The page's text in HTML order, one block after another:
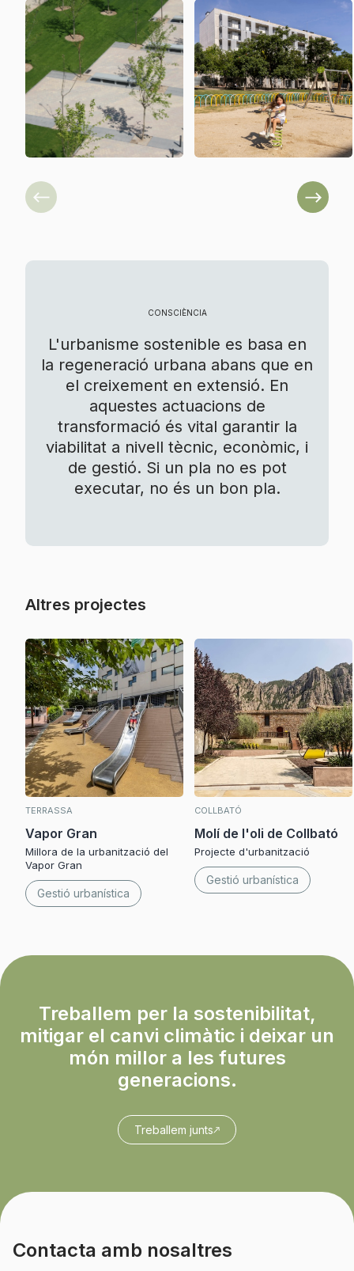
Previous Next
CONSCIÈNCIA
L'urbanisme sostenible es basa en
la regeneració urbana abans que en
el creixement en extensió. En
aquestes actuacions de
transformació és vital garantir la
viabilitat a nivell tècnic, econòmic, i
de gestió. Si un pla no es pot
executar, no és un bon pla.
Altres projectes
TERRASSA
Vapor Gran
Millora de la urbanització del
Vapor Gran
Gestió urbanística
COLLBATÓ
Molí de l'oli de Collbató
Projecte d'urbanització
Gestió urbanística
Treballem per la sostenibilitat,
mitigar el canvi climàtic i deixar un
món millor a les futures
generacions.
Treballem junts
Contacta amb nosaltres